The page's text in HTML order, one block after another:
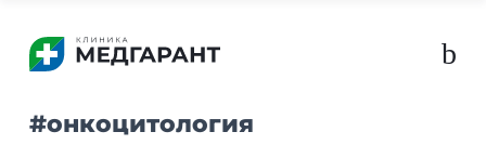
b
#онкоцитология